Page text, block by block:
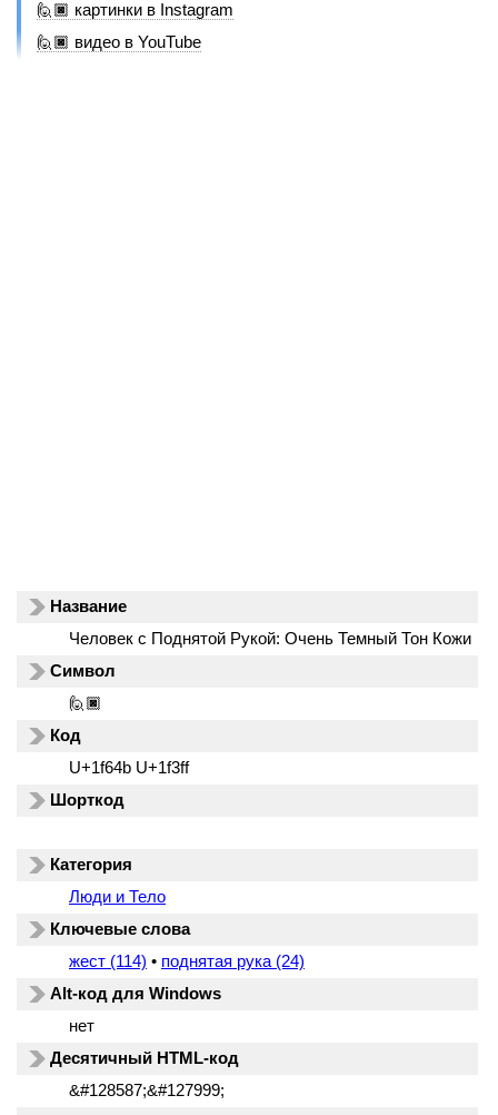
🙋🏿 картинки в Instagram
🙋🏿 видео в YouTube
Название
Человек с Поднятой Рукой: Очень Темный Тон Кожи
Символ
🙋🏿
Код
U+1f64b U+1f3ff
Шорткод
Категория
Люди и Тело
Ключевые слова
жест (114) • поднятая рука (24)
Alt-код для Windows
нет
Десятичный HTML-код
&#128587;&#127999;